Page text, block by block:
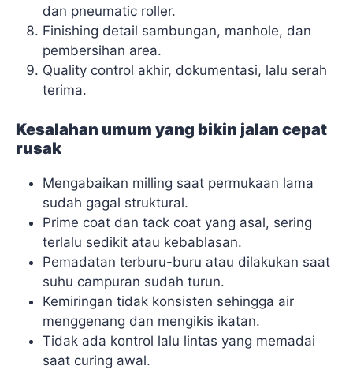
dan pneumatic roller.
Finishing detail sambungan, manhole, dan
pembersihan area.
Quality control akhir, dokumentasi, lalu serah
terima.
Kesalahan umum yang bikin jalan cepat
rusak
Mengabaikan milling saat permukaan lama
sudah gagal struktural.
Prime coat dan tack coat yang asal, sering
terlalu sedikit atau kebablasan.
Pemadatan terburu-buru atau dilakukan saat
suhu campuran sudah turun.
Kemiringan tidak konsisten sehingga air
menggenang dan mengikis ikatan.
Tidak ada kontrol lalu lintas yang memadai
saat curing awal.